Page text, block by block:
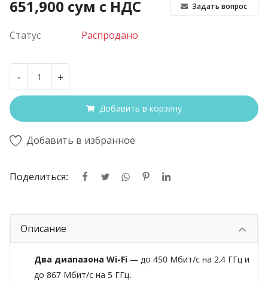
651,900 сум с НДС Задать вопрос
Статус Распродано
- +
Добавить в корзину
Добавить в избранное
Поделиться:
Описание
Два диапазона Wi-Fi — до 450 Мбит/с на 2,4 ГГц и
до 867 Мбит/с на 5 ГГц.